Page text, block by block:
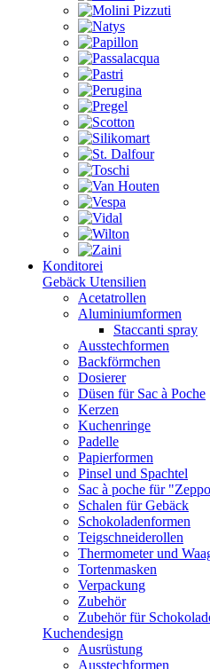
Konditorei
Gebäck Utensilien
Acetatrollen
Aluminiumformen
Staccanti spray
Ausstechformen
Backförmchen
Dosierer
Düsen für Sac à Poche
Kerzen
Kuchenringe
Padelle
Papierformen
Pinsel und Spachtel
Sac à poche für
Schalen für Gebäck
Schokoladenformen
Teigschneiderollen
Thermometer und
Tortenmasken
Verpackung
Zubehör
Zubehör für
Kuchendesign
Ausrüstung
Ausstechformen